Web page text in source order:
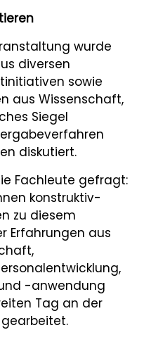
wurde
diversen
sowie
aus Wissenschaft,
Siegel
diskutiert.
Fachleute gefragt:
konstruktiv-
zu diesem
Erfahrungen aus
-anwendung
Tag an der
gearbeitet.